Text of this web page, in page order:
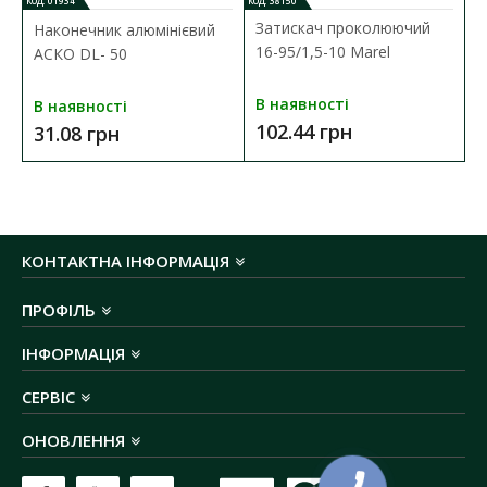
січення жили:50 мм²
не підтримує горіння
матеріал провідника:
алюміній
струмових навантажень)
температура експлуатації:-60 ºС до +50 ºС
Наконечник алюмінієвий
АСКО DL- 50
В наявності
31.08 грн
Затискач проколюючий
16-95/1,5-10 Marel
В наявності
102.44 грн
КОНТАКТНА ІНФОРМАЦІЯ
ПРОФІЛЬ
ІНФОРМАЦІЯ
СЕРВІС
ОНОВЛЕННЯ